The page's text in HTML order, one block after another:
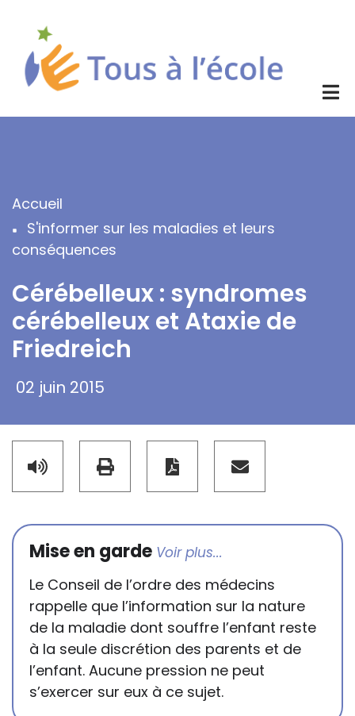
contenu
principal
Fil
d'Ariane
Accueil
S'informer sur les maladies et leurs
conséquences
Cérébelleux : syndromes
cérébelleux et Ataxie de
Friedreich
02 juin 2015
Mise en garde
Le Conseil de l’ordre des médecins
rappelle que l’information sur la nature
de la maladie dont souffre l’enfant reste
à la seule discrétion des parents et de
l’enfant. Aucune pression ne peut
s’exercer sur eux à ce sujet.